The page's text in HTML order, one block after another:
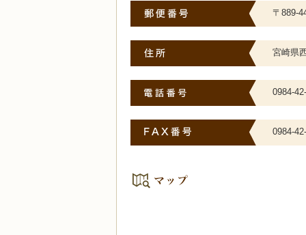
〒889-
宮崎県
0984-
0984-